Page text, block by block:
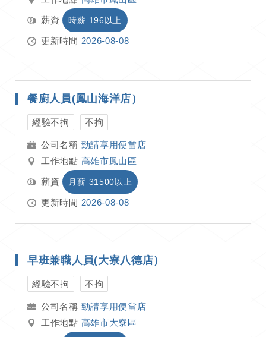
薪資 時薪 196以上
更新時間 2026-08-08
餐廚人員(鳳山海洋店）
經驗不拘 不拘
勁請享用便當店
工作地點 高雄市鳳山區
薪資 月薪 31500以上
更新時間 2026-08-08
早班兼職人員(大寮八德店）
經驗不拘 不拘
勁請享用便當店
工作地點 高雄市大寮區